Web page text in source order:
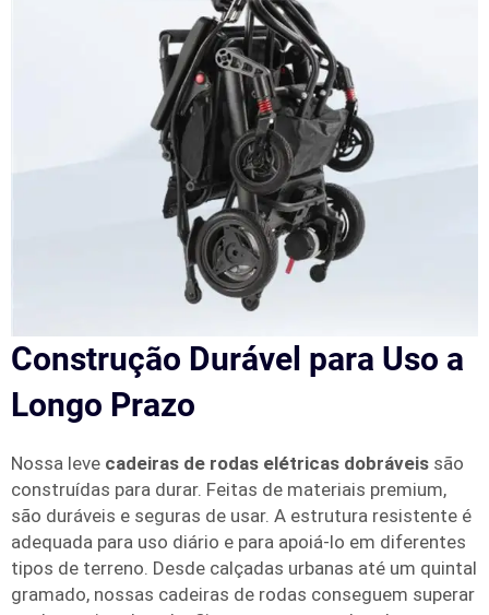
Construção Durável para Uso a
Longo Prazo
Nossa leve cadeiras de rodas elétricas dobráveis são
construídas para durar. Feitas de materiais premium,
são duráveis e seguras de usar. A estrutura resistente é
adequada para uso diário e para apoiá-lo em diferentes
tipos de terreno. Desde calçadas urbanas até um quintal
gramado, nossas cadeiras de rodas conseguem superar